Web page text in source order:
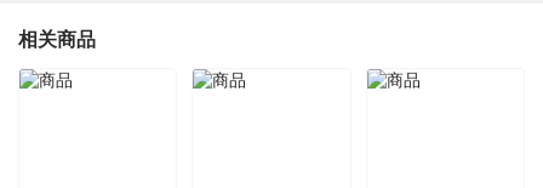
相关商品